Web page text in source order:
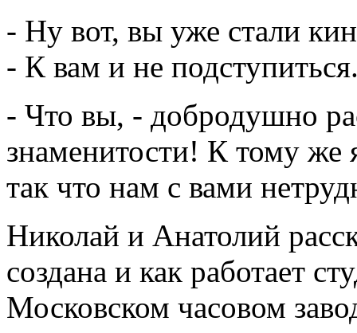
- Ну вот, вы уже стали
- К вам и не
- Что вы, - добродушно
знаменитости! К тому же
так что нам с вами
Николай и Анатолий
создана и как работает
Московском часовом